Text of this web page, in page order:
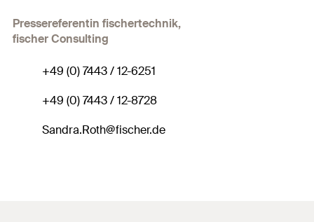
Pressereferentin fischertechnik,
fischer Consulting
+49 (0) 7443 / 12-6251
+49 (0) 7443 / 12-8728
Sandra.Roth@fischer.de